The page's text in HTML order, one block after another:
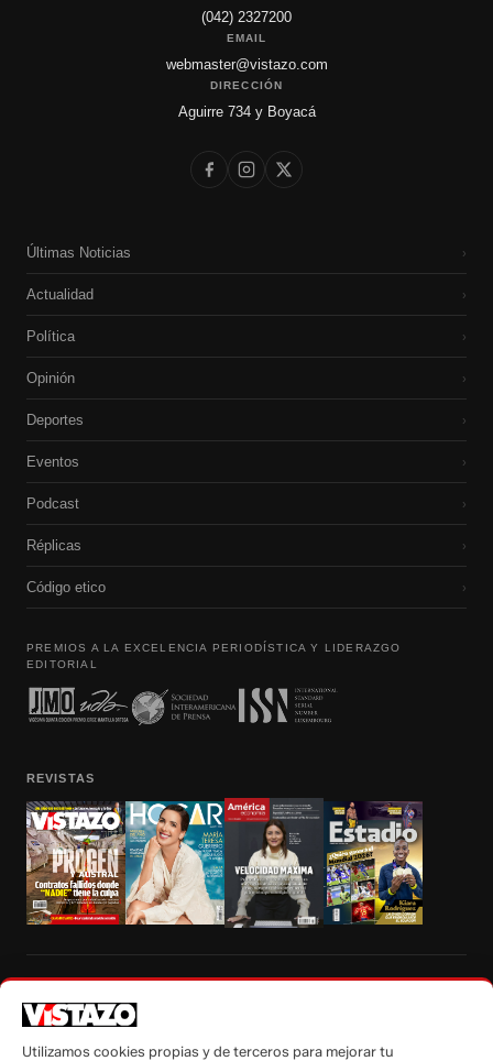
(042) 2327200
EMAIL
webmaster@vistazo.com
DIRECCIÓN
Aguirre 734 y Boyacá
Últimas Noticias ›
Actualidad ›
Política ›
Opinión ›
Deportes ›
Eventos ›
Podcast ›
Réplicas ›
Código etico ›
PREMIOS A LA EXCELENCIA PERIODÍSTICA Y LIDERAZGO
EDITORIAL
REVISTAS
autorización escrita de su titular, de todos los contenidos de Vistazo.com.
Utilizamos cookies propias y de terceros para mejorar tu